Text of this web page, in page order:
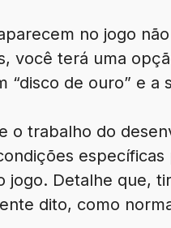
no jogo
você terá uma
“disco de ouro” e
o trabalho do
jogo. Detalhe que,
dito, como